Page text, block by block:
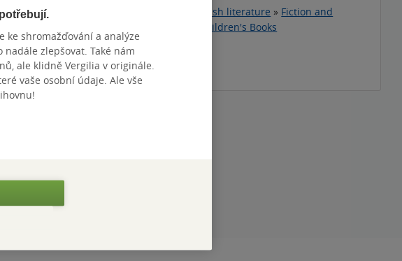
Knihy English literature » Fiction and
Children's Books
Přidat téma
ke shromažďování a analýze
zlepšovat. Také nám
ale klidně Vergilia v originále.
vaše osobní údaje. Ale vše